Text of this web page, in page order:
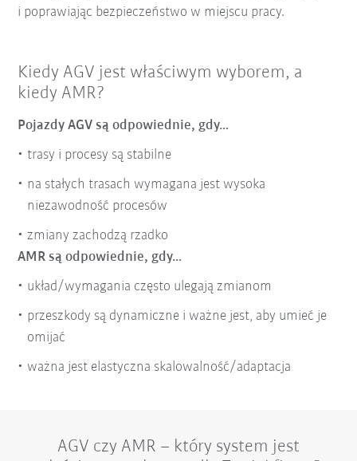
i poprawiając bezpieczeństwo w miejscu pracy.
Kiedy AGV jest właściwym wyborem, a
kiedy AMR?
Pojazdy AGV są odpowiednie, gdy…
trasy i procesy są stabilne
na stałych trasach wymagana jest wysoka
niezawodność procesów
zmiany zachodzą rzadko
AMR są odpowiednie, gdy…
układ/wymagania często ulegają zmianom
przeszkody są dynamiczne i ważne jest, aby umieć je
omijać
ważna jest elastyczna skalowalność/adaptacja
AGV czy AMR – który system jest